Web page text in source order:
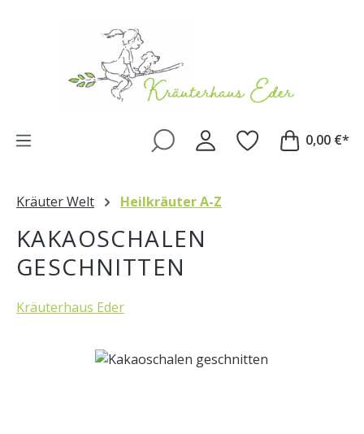
0,00 €*
Kräuter Welt Heilkräuter A-Z
KAKAOSCHALEN
GESCHNITTEN
Kräuterhaus Eder
Bildergalerie überspringen